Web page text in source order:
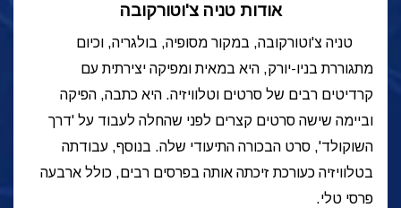
אודות טניה צ'וטורקובה
טניה צ'וטורקובה, במקור מסופיה, בולגריה, וכיום
מתגוררת בניו-יורק, היא במאית ומפיקה יצירתית עם
קרדיטים רבים של סרטים וטלוויזיה. היא כתבה, הפיקה
וביימה שישה סרטים קצרים לפני שהחלה לעבוד על 'דרך
השוקולד', סרט הבכורה התיעודי שלה. בנוסף, עבודתה
בטלוויזיה כעורכת זיכתה אותה בפרסים רבים, כולל ארבעה
פרסי טלי.